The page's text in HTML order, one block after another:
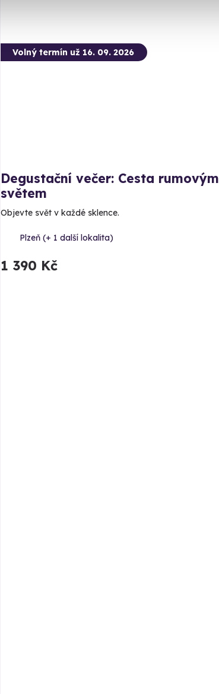
Volný termín už 16. 09. 2026
Degustační večer: Cesta rumovým
světem
Objevte svět v každé sklence.
Plzeň (+ 1 další lokalita)
1 390 Kč